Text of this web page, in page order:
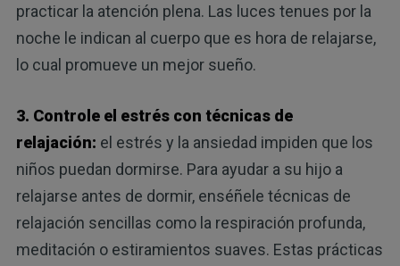
practicar la atención plena. Las luces tenues por la
noche le indican al cuerpo que es hora de relajarse,
lo cual promueve un mejor sueño.
3. Controle el estrés con técnicas de
relajación: el estrés y la ansiedad impiden que los
niños puedan dormirse. Para ayudar a su hijo a
relajarse antes de dormir, enséñele técnicas de
relajación sencillas como la respiración profunda,
meditación o estiramientos suaves. Estas prácticas